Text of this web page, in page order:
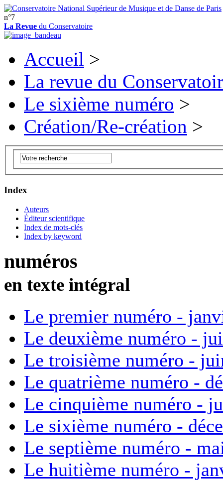
n°7
La Revue du Conservatoire
Accueil >
La revue du
Le sixième numéro >
Création/Re-création >
Index
Auteurs
Éditeur scientifique
Index de mots-clés
Index by keyword
numéros
en texte intégral
Le premier numéro -
Le deuxième numéro -
Le troisième numéro -
Le quatrième numéro -
Le cinquième numéro -
Le sixième numéro -
Le septième numéro -
Le huitième numéro -